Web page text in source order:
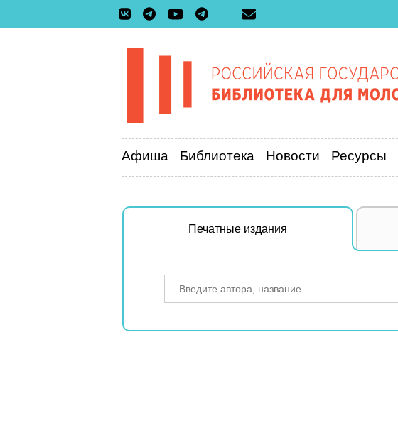
Афиша Библиотека Новости Ресурсы
Печатные издания